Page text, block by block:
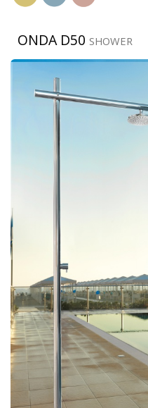
temporisé
aérateur
tête
pour
robinets
Alimentation
ONDA D50 SHOWER